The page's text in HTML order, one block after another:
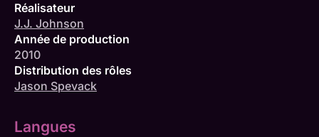
Réalisateur
J.J. Johnson
Année de production
2010
Distribution des rôles
Jason Spevack
Langues